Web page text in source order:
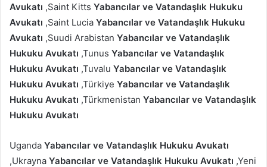
Avukatı ,Saint Kitts Yabancılar ve Vatandaşlık Hukuku
Avukatı ,Saint Lucia Yabancılar ve Vatandaşlık Hukuku
Avukatı ,Suudi Arabistan Yabancılar ve Vatandaşlık
Hukuku Avukatı ,Tunus Yabancılar ve Vatandaşlık
Hukuku Avukatı ,Tuvalu Yabancılar ve Vatandaşlık
Hukuku Avukatı ,Türkiye Yabancılar ve Vatandaşlık
Hukuku Avukatı ,Türkmenistan Yabancılar ve Vatandaşlık
Hukuku Avukatı
Uganda Yabancılar ve Vatandaşlık Hukuku Avukatı
,Ukrayna Yabancılar ve Vatandaşlık Hukuku Avukatı ,Yeni